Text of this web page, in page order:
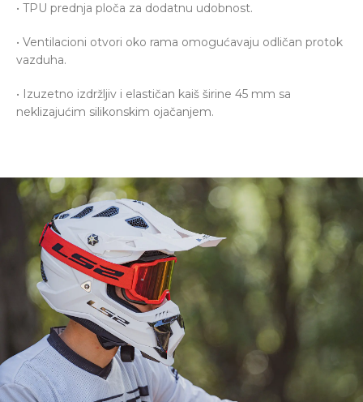
• TPU prednja ploča za dodatnu udobnost.
• Ventilacioni otvori oko rama omogućavaju odličan protok
vazduha.
• Izuzetno izdržljiv i elastičan kaiš širine 45 mm sa
neklizajućim silikonskim ojačanjem.